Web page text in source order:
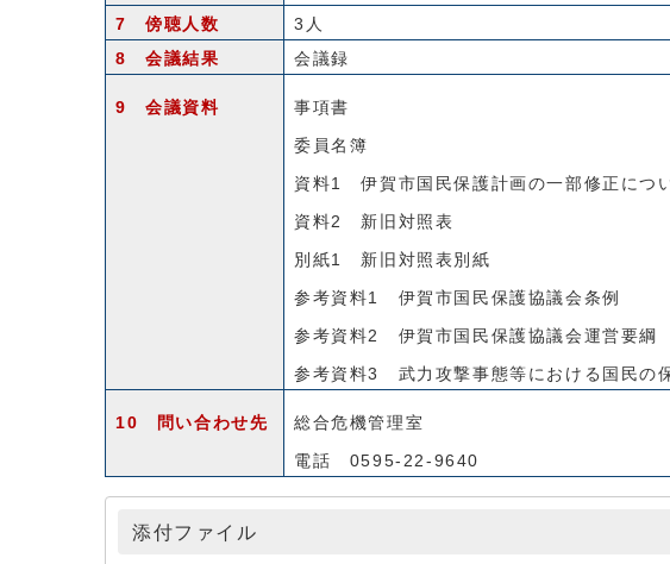
7 傍聴人数
3人
8 会議結果
会議録
9 会議資料 事項書
委員名簿
資料1 伊賀市国民保護計画の一部修正につ
資料2 新旧対照表
別紙1 新旧対照表別紙
参考資料1 伊賀市国民保護協議会条例
参考資料2 伊賀市国民保護協議会運営要綱
参考資料3 武力攻撃事態等における国民の
10 問い合わせ先 総合危機管理室
電話 0595-22-9640
添付ファイル